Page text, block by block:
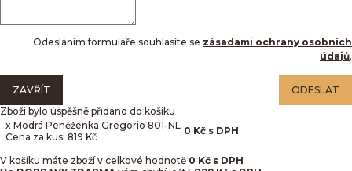
Odesláním formuláře souhlasíte se zásadami ochrany osobních
údajů.
ZAVŘÍT
ODESLAT
Zboží bylo úspěšně přidáno do košíku
x Modrá Peněženka Gregorio 801-NL
Cena za kus: 819 Kč
0 Kč s DPH
V košíku máte zboží v celkové hodnotě 0 Kč s DPH